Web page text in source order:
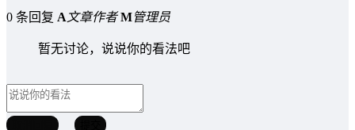
0 条回复 A文章作者 M管理员
暂无讨论，说说你的看法吧